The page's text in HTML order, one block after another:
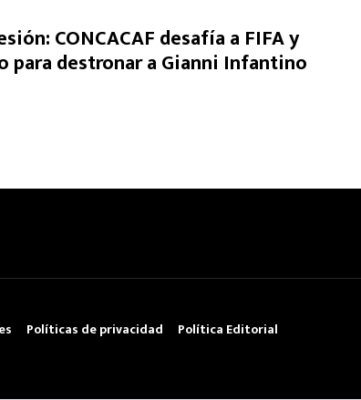
CONCACAF desafía a FIFA y
para destronar a Gianni Infantino
Políticas de privacidad Política Editorial